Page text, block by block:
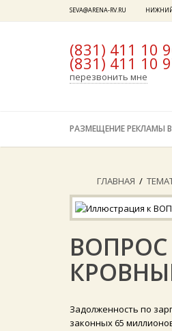
SEVA@ARENA-RV.RU НИЖНИЙ
(831) 411 10
(831) 411 10
перезвонить мне
РАЗМЕЩЕНИЕ РЕКЛАМЫ В
ГЛАВНАЯ /
ВОПРОС
Задолженность по
законных 65